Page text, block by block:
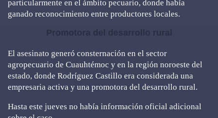
particularmente en el ámbito pecuario, donde había
ganado reconocimiento entre productores locales.
Promotora del desarrollo rural
El asesinato generó consternación en el sector
agropecuario de Cuauhtémoc y en la región noroeste del
estado, donde Rodríguez Castillo era considerada una
empresaria activa y una promotora del desarrollo rural.
Hasta este jueves no había información oficial adicional